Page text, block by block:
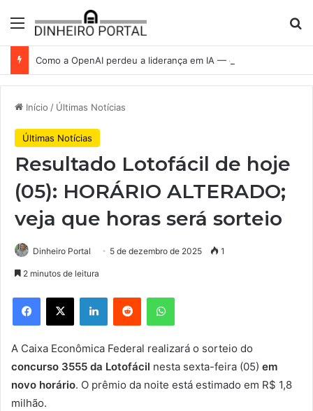
Menu
Início / Últimas Notícias
Últimas Notícias
Resultado Lotofácil de hoje
(05): HORÁRIO ALTERADO;
veja que horas será sorteio
Dinheiro Portal 5 de dezembro de 2025 1
2 minutos de leitura
Facebook
X LinkedinReddit WhatsApp
A Caixa Econômica Federal realizará o sorteio do
concurso 3555 da Lotofácil nesta sexta-feira (05) em
novo horário. O prêmio da noite está estimado em R$ 1,8
milhão.